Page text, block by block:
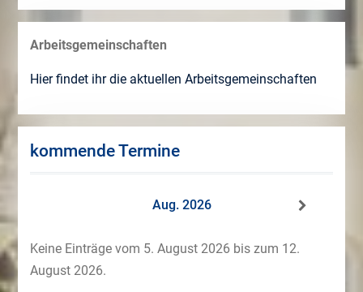
Arbeitsgemeinschaften
Hier findet ihr die aktuellen Arbeitsgemeinschaften
kommende Termine
Aug. 2026
Keine Einträge vom 5. August 2026 bis zum 12.
August 2026.